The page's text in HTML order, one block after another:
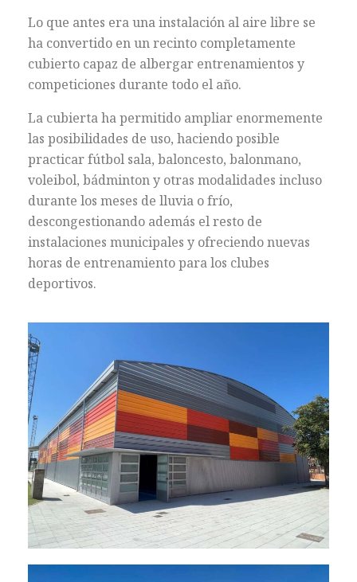
Lo que antes era una instalación al aire libre se
ha convertido en un recinto completamente
cubierto capaz de albergar entrenamientos y
competiciones durante todo el año.
La cubierta ha permitido ampliar enormemente
las posibilidades de uso, haciendo posible
practicar fútbol sala, baloncesto, balonmano,
voleibol, bádminton y otras modalidades incluso
durante los meses de lluvia o frío,
descongestionando además el resto de
instalaciones municipales y ofreciendo nuevas
horas de entrenamiento para los clubes
deportivos.